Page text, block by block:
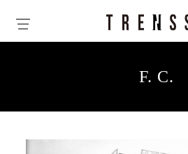
content
F. C.